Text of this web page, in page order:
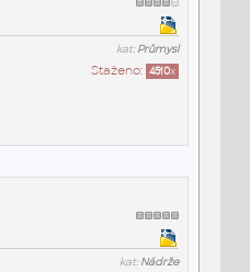
kat:Průmysl
Staženo: 4510x
kat:Nádrže